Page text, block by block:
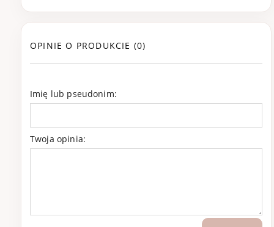
OPINIE O PRODUKCIE (0)
Imię lub pseudonim:
Twoja opinia: